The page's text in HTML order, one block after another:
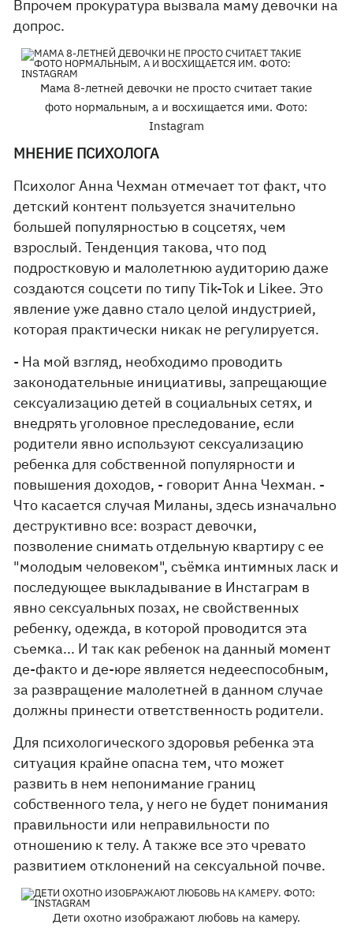
Впрочем прокуратура вызвала маму девочки на
допрос.
Мама 8-летней девочки не просто считает такие
фото нормальным, а и восхищается ими. Фото:
Instagram
МНЕНИЕ ПСИХОЛОГА
Психолог Анна Чехман отмечает тот факт, что
детский контент пользуется значительно
большей популярностью в соцсетях, чем
взрослый. Тенденция такова, что под
подростковую и малолетнюю аудиторию даже
создаются соцсети по типу Tik-Tok и Likee. Это
явление уже давно стало целой индустрией,
которая практически никак не регулируется.
- На мой взгляд, необходимо проводить
законодательные инициативы, запрещающие
сексуализацию детей в социальных сетях, и
внедрять уголовное преследование, если
родители явно используют сексуализацию
ребенка для собственной популярности и
повышения доходов, - говорит Анна Чехман. -
Что касается случая Миланы, здесь изначально
деструктивно все: возраст девочки,
позволение снимать отдельную квартиру с ее
"молодым человеком", съёмка интимных ласк и
последующее выкладывание в Инстаграм в
явно сексуальных позах, не свойственных
ребенку, одежда, в которой проводится эта
съемка... И так как ребенок на данный момент
де-факто и де-юре является недееспособным,
за развращение малолетней в данном случае
должны принести ответственность родители.
Для психологического здоровья ребенка эта
ситуация крайне опасна тем, что может
развить в нем непонимание границ
собственного тела, у него не будет понимания
правильности или неправильности по
отношению к телу. А также все это чревато
развитием отклонений на сексуальной почве.
Дети охотно изображают любовь на камеру.